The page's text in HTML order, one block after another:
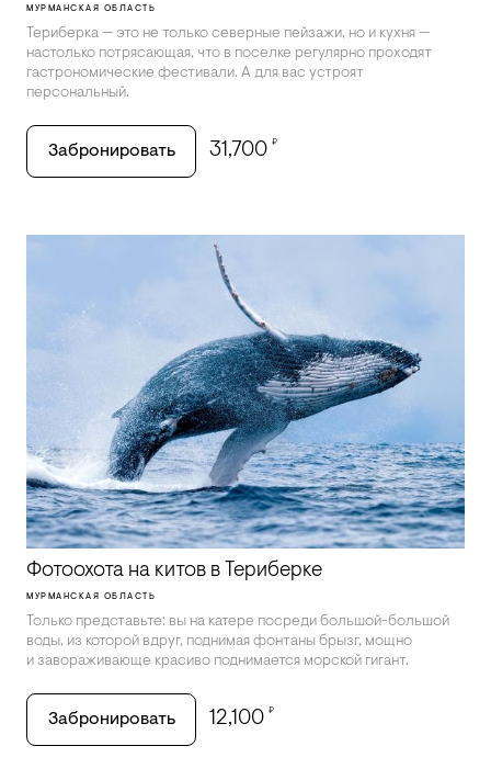
МУРМАНСКАЯ ОБЛАСТЬ
Териберка — это не только северные пейзажи, но и кухня —
настолько потрясающая, что в поселке регулярно проходят
гастрономические фестивали. А для вас устроят
персональный.
Забронировать 31,700 ₽
Фотоохота на китов в Териберке
МУРМАНСКАЯ ОБЛАСТЬ
Только представьте: вы на катере посреди большой-большой
воды, из которой вдруг, поднимая фонтаны брызг, мощно
и завораживающе красиво поднимается морской гигант.
Забронировать 12,100 ₽